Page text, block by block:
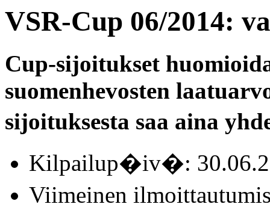
VSR-Cup 06/2014:
Cup-sijoitukset
suomenhevosten
sijoituksesta saa aina
Kilpailup�iv�:
Viimeinen